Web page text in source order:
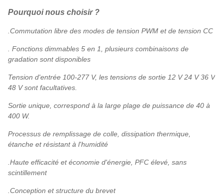
Pourquoi nous choisir ?
.Commutation libre des modes de tension PWM et de tension CC
. Fonctions dimmables 5 en 1, plusieurs combinaisons de
gradation sont disponibles
Tension d'entrée 100-277 V, les tensions de sortie 12 V 24 V 36 V
48 V sont facultatives.
Sortie unique, correspond à la large plage de puissance de 40 à
400 W.
Processus de remplissage de colle, dissipation thermique,
étanche et résistant à l'humidité
.Haute efficacité et économie d'énergie, PFC élevé, sans
scintillement
.Conception et structure du brevet